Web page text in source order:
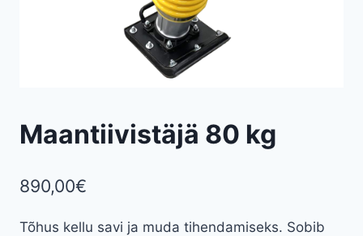
Maantiivistäjä 80 kg
890,00€
Tõhus kellu savi ja muda tihendamiseks. Sobib